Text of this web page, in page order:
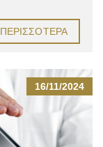
ΠΕΡΙΣΣΌΤΕΡΑ
16/11/2024